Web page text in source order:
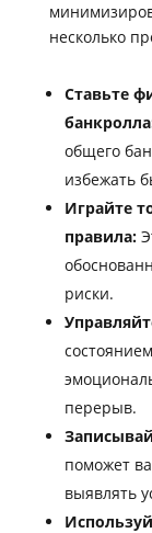
несколько
Ставьте
общего
избежать
Играйте
правила:
риски.
перерыв.
поможет
выявлять